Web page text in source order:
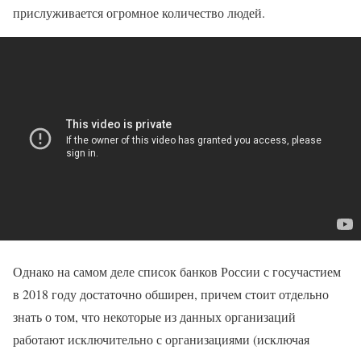
прислуживается огромное количество людей.
Однако на самом деле список банков России с госучастием
в 2018 году достаточно обширен, причем стоит отдельно
знать о том, что некоторые из данных организаций
работают исключительно с организациями (исключая